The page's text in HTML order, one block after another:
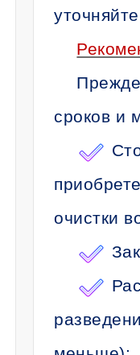
сроков и
очистки